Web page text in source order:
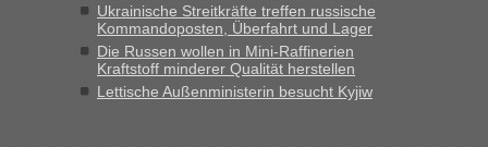
Ukrainische Streitkräfte treffen russische
Kommandoposten, Überfahrt und Lager
Die Russen wollen in Mini-Raffinerien
Kraftstoff minderer Qualität herstellen
Lettische Außenministerin besucht Kyjiw